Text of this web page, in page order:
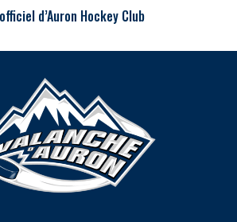
d’Auron Hockey Club